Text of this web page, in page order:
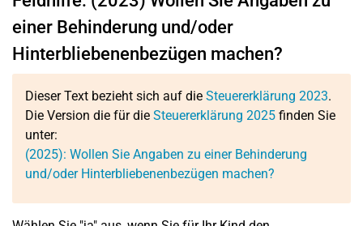
einer Behinderung und/oder
Hinterbliebenenbezügen machen?
Dieser Text bezieht sich auf die Steuererklärung 2023.
Die Version die für die Steuererklärung 2025 finden Sie
unter:
(2025): Wollen Sie Angaben zu einer Behinderung
und/oder Hinterbliebenenbezügen machen?